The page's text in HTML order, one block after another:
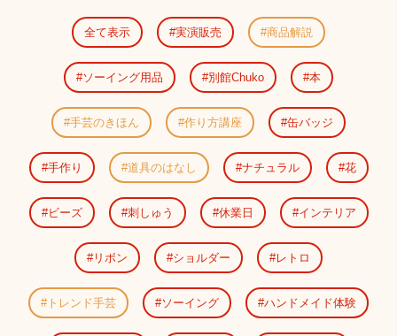
全て表示 実演販売 商品解説
ソーイング用品 別館Chuko 本
手芸のきほん 作り方講座 缶バッジ
手作り 道具のはなし ナチュラル 花
ビーズ 刺しゅう 休業日 インテリア
リボン ショルダー レトロ
トレンド手芸 ソーイング ハンドメイド体験